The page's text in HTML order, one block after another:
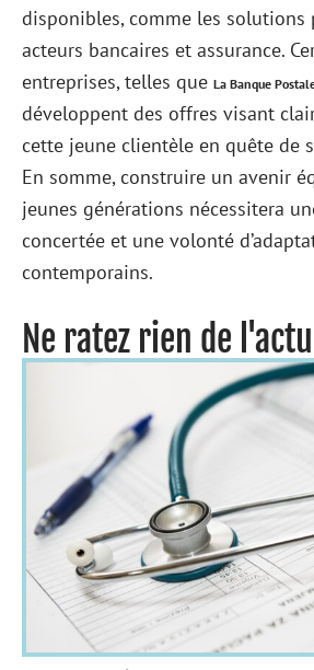
disponibles, comme les solutions
acteurs bancaires et assurance.
entreprises, telles que La Banque
développent des offres visant
cette jeune clientèle en quête de
En somme, construire un avenir
jeunes générations nécessitera
concertée et une volonté
contemporains.
Ne ratez rien de l'actu